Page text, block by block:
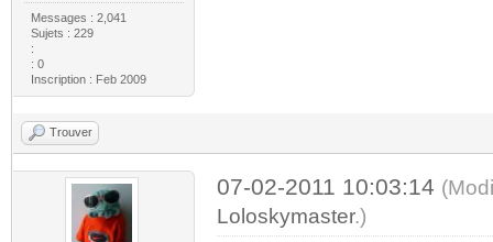
Messages : 2,041
Sujets : 229
:
: 0
Inscription : Feb 2009
Trouver
07-02-2011 10:03:14
Loloskymaster.)